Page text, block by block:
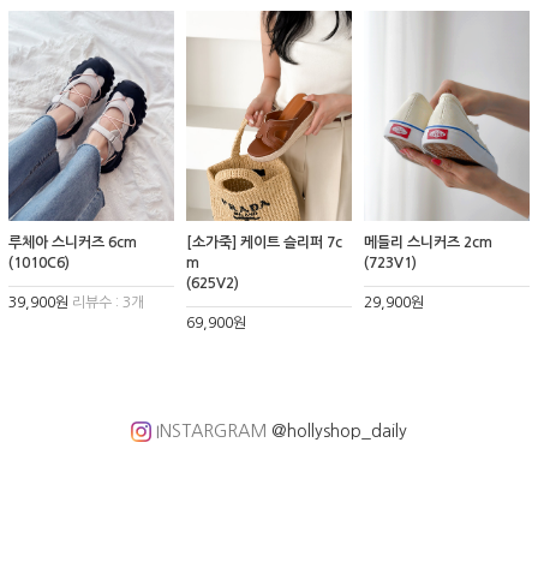
루체아 스니커즈 6cm
(1010C6)
39,900원 리뷰수 : 3개
[소가죽] 케이트 슬리퍼 7c
m
(625V2)
69,900원
메들리 스니커즈 2cm
(723V1)
29,900원
INSTARGRAM @hollyshop_daily